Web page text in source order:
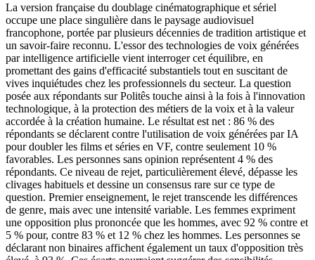
La version française du doublage cinématographique et sériel
occupe une place singulière dans le paysage audiovisuel
francophone, portée par plusieurs décennies de tradition artistique et
un savoir-faire reconnu. L'essor des technologies de voix générées
par intelligence artificielle vient interroger cet équilibre, en
promettant des gains d'efficacité substantiels tout en suscitant de
vives inquiétudes chez les professionnels du secteur. La question
posée aux répondants sur Politês touche ainsi à la fois à l'innovation
technologique, à la protection des métiers de la voix et à la valeur
accordée à la création humaine. Le résultat est net : 86 % des
répondants se déclarent contre l'utilisation de voix générées par IA
pour doubler les films et séries en VF, contre seulement 10 %
favorables. Les personnes sans opinion représentent 4 % des
répondants. Ce niveau de rejet, particulièrement élevé, dépasse les
clivages habituels et dessine un consensus rare sur ce type de
question. Premier enseignement, le rejet transcende les différences
de genre, mais avec une intensité variable. Les femmes expriment
une opposition plus prononcée que les hommes, avec 92 % contre et
5 % pour, contre 83 % et 12 % chez les hommes. Les personnes se
déclarant non binaires affichent également un taux d'opposition très